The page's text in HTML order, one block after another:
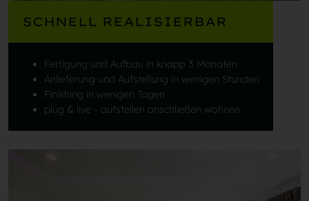
SCHNELL REALISIERBAR
Fertigung und Aufbau in knapp 3 Monaten
Anlieferung und Aufstellung in wenigen Stunden
Finishing in wenigen Tagen
plug & live - aufstellen anschließen wohnen